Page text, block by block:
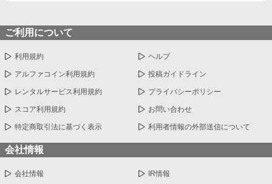
ご利用について
利用規約 ヘルプ
アルファコイン利用規約 投稿ガイドライン
レンタルサービス利用規約 プライバシーポリシー
スコア利用規約 お問い合わせ
特定商取引法に基づく表示 利用者情報の外部送信について
会社情報
会社情報 IR情報